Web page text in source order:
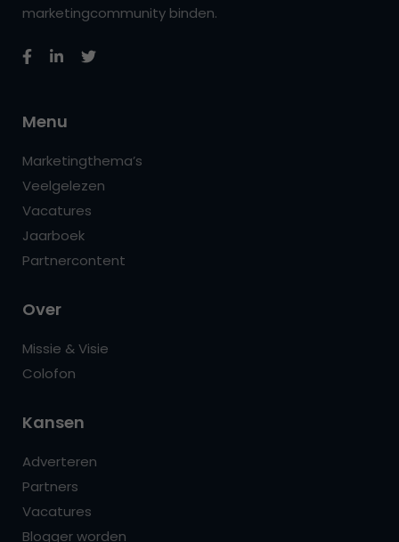
marketingcommunity binden.
Menu
Marketingthema’s
Veelgelezen
Vacatures
Jaarboek
Partnercontent
Over
Missie & Visie
Colofon
Kansen
Adverteren
Partners
Vacatures
Blogger worden